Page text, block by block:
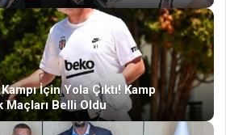
İçin Yola Çıktı! Kamp
Maçları Belli Oldu